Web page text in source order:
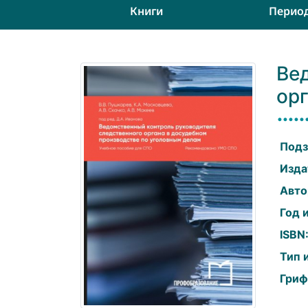
Книги
Год
ISBN:
Тип